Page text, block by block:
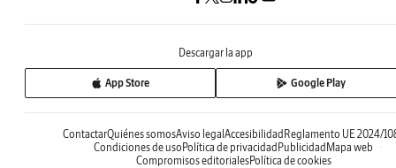
Descargar la app
App Store Google Play
ContactarQuiénes somosAviso legal Accesibilidad Reglamento UE 2024/
Condiciones de uso Política de privacidad Publicidad Mapa web
Compromisos editorialesPolítica de cookies